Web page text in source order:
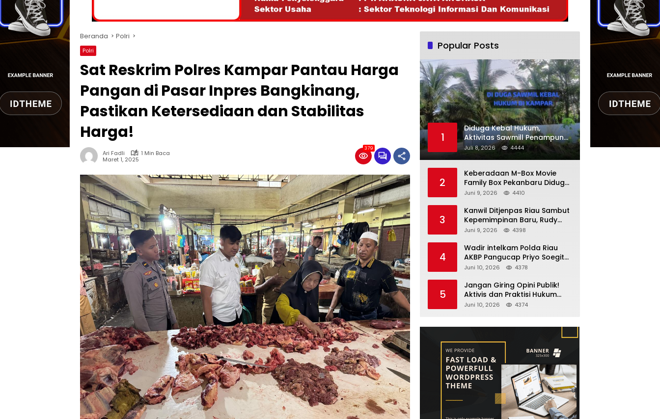
Beranda Polri
Polri
Sat Reskrim Polres Kampar Pantau Harga
Pangan di Pasar Inpres Bangkinang,
Pastikan Ketersediaan dan Stabilitas
Harga!
Ari Fadli
1 Min Baca
Maret 1, 2025
379
Popular Posts
1
Diduga Kebal Hukum,
Aktivitas Sawmill Penampung
Kayu Ilegal di Kampar, Publik
Soroti Komitmen Penegakan
Juli 8, 2026 4444
2
Keberadaan M-Box Movie
Family Box Pekanbaru Diduga
Jadi Tempat Maksiat, Warga
Lakukan Pengawasan Ketat
Juni 9, 2026 4410
3
Kanwil Ditjenpas Riau Sambut
Kepemimpinan Baru, Rudy
Fernando Sianturi Resmi
Juni 9, 2026 4398
4
Wadir intelkam Polda Riau
AKBP Pangucap Priyo Soegito
Menghadiri Kolaborasi
Cegah Karhutla
Juni 10, 2026 4378
5
Jangan Giring Opini Publik!
Aktivis dan Praktisi Hukum
Larshen Yunus Bantah
Juni 10, 2026 4374